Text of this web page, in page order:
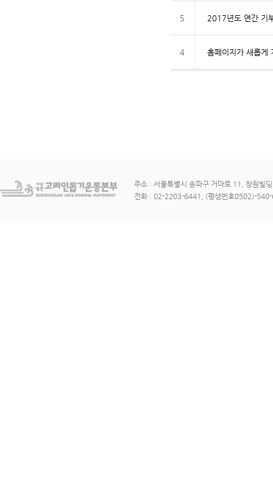
5 2017년도 연간 기
4 홈페이지가 새롭게
주소 : 서울특별시 송파구 거마로 11, 창원빌
전화 : 02-2203-6441, (평생번호0502)-